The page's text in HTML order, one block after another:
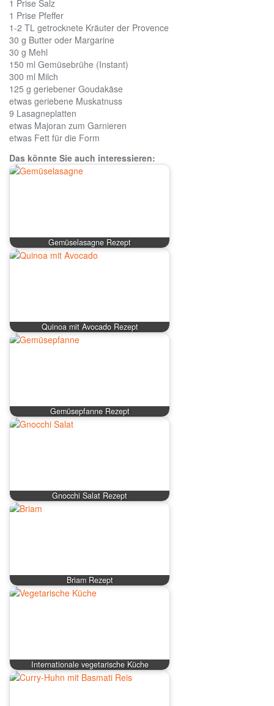
1 Prise Salz
1 Prise Pfeffer
1-2 TL getrocknete Kräuter der Provence
30 g Butter oder Margarine
30 g Mehl
150 ml Gemüsebrühe (Instant)
300 ml Milch
125 g geriebener Goudakäse
etwas geriebene Muskatnuss
9 Lasagneplatten
etwas Majoran zum Garnieren
etwas Fett für die Form
Das könnte Sie auch interessieren:
Gemüselasagne Rezept
Quinoa mit Avocado Rezept
Gemüsepfanne Rezept
Gnocchi Salat Rezept
Briam Rezept
Internationale vegetarische Küche